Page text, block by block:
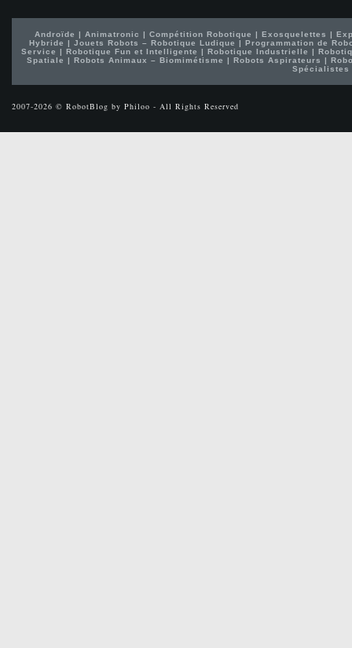
Androïde | Animatronic | Compétition Robotique | Exosquelettes |
Hybride |Jouets Robots – Robotique Ludique |Programmation de
Service | Robotique Fun et Intelligente | Robotique Industrielle |
Spatiale | Robots Animaux – Biomimétisme | Robots Aspirateurs |
Spécialistes
2007-2026 © RobotBlog by Philoo - All Rights Reserved